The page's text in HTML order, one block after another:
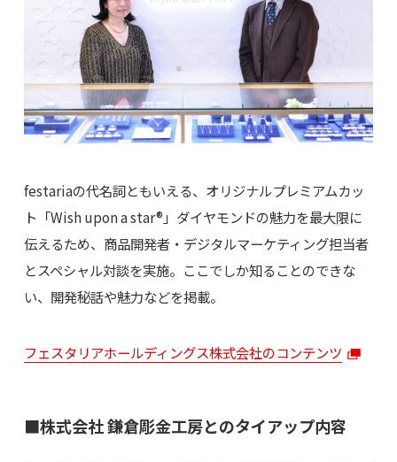
festariaの代名詞ともいえる、オリジナルプレミアムカッ
ト「Wish upon a star®」ダイヤモンドの魅力を最大限に
伝えるため、商品開発者・デジタルマーケティング担当者
とスペシャル対談を実施。ここでしか知ることのできな
い、開発秘話や魅力などを掲載。
フェスタリアホールディングス株式会社のコンテンツ
■株式会社 鎌倉彫金工房とのタイアップ内容